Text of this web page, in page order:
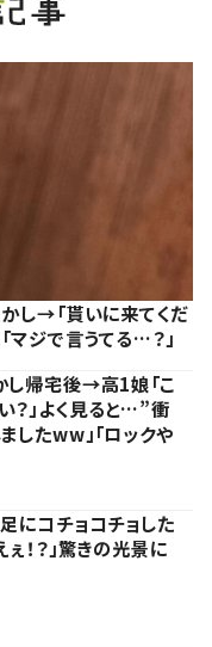
し→「貰いに来てくだ
マジで言うてる…？」
し帰宅後→高1娘「こ
？」よく見ると…”衝
したww」「ロックや
にコチョコチョした
！？」驚きの光景に